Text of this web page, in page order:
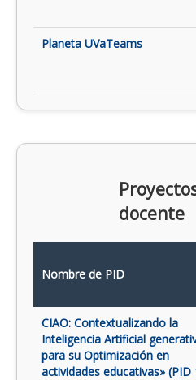
Planeta UVaTeams
docente
Nombre de PID
CIAO: Contextualizando la
Inteligencia Artificial
para su Optimización en
actividades educativas» (PID